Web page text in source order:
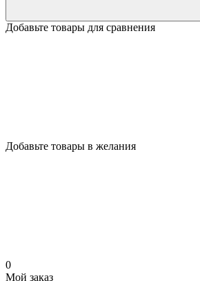
Добавьте товары для сравнения
Добавьте товары в желания
0
Мой заказ